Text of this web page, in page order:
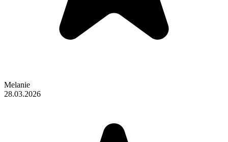
Melanie
28.03.2026